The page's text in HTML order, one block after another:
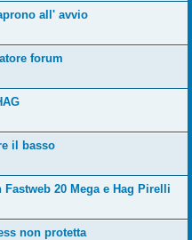
all' avvio
forum
il basso
20 Mega e Hag Pirelli
non protetta